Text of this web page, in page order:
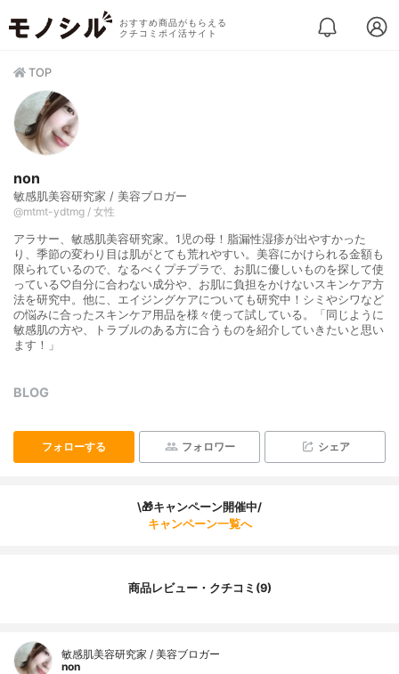
おすすめ商品がもらえる
クチコミポイ活サイト
TOP
non
敏感肌美容研究家 / 美容ブロガー
@mtmt-ydtmg / 女性
アラサー、敏感肌美容研究家。1児の母！脂漏性湿疹が出やすかった
り、季節の変わり目は肌がとても荒れやすい。美容にかけられる金額も
限られているので、なるべくプチプラで、お肌に優しいものを探して使
っている♡自分に合わない成分や、お肌に負担をかけないスキンケア方
法を研究中。他に、エイジングケアについても研究中！シミやシワなど
の悩みに合ったスキンケア用品を様々使って試している。「同じように
敏感肌の方や、トラブルのある方に合うものを紹介していきたいと思い
ます！」
BLOG
フォローする フォロワー シェア
\🎁キャンペーン開催中/
キャンペーン一覧へ
商品レビュー・クチコミ(9)
敏感肌美容研究家 / 美容ブロガー
non